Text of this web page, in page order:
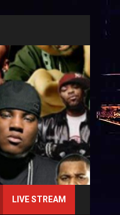
LIVE STREAM